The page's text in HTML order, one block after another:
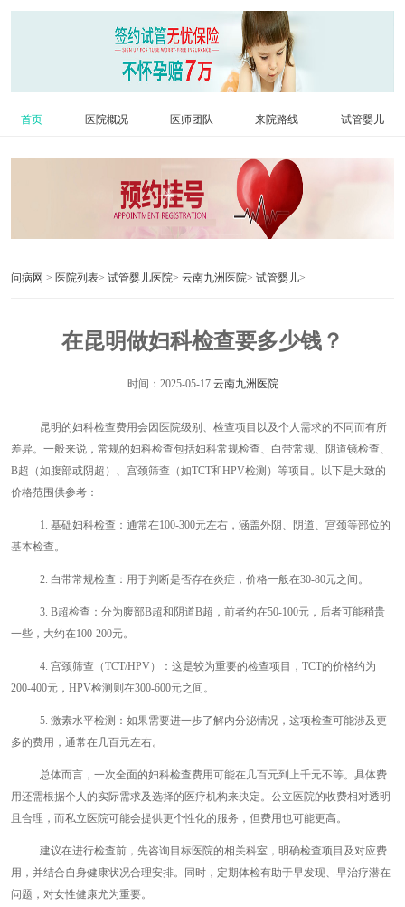
首页 医院概况 医师团队 来院路线 试管婴儿
问病网 > 医院列表> 试管婴儿医院> 云南九洲医院> 试管婴儿>
在昆明做妇科检查要多少钱？
时间：2025-05-17 云南九洲医院
昆明的妇科检查费用会因医院级别、检查项目以及个人需求的不同而有所
差异。一般来说，常规的妇科检查包括妇科常规检查、白带常规、阴道镜检查、
B超（如腹部或阴超）、宫颈筛查（如TCT和HPV检测）等项目。以下是大致的
价格范围供参考：
1. 基础妇科检查：通常在100-300元左右，涵盖外阴、阴道、宫颈等部位的
基本检查。
2. 白带常规检查：用于判断是否存在炎症，价格一般在30-80元之间。
3. B超检查：分为腹部B超和阴道B超，前者约在50-100元，后者可能稍贵
一些，大约在100-200元。
4. 宫颈筛查（TCT/HPV）：这是较为重要的检查项目，TCT的价格约为
200-400元，HPV检测则在300-600元之间。
5. 激素水平检测：如果需要进一步了解内分泌情况，这项检查可能涉及更
多的费用，通常在几百元左右。
总体而言，一次全面的妇科检查费用可能在几百元到上千元不等。具体费
用还需根据个人的实际需求及选择的医疗机构来决定。公立医院的收费相对透明
且合理，而私立医院可能会提供更个性化的服务，但费用也可能更高。
建议在进行检查前，先咨询目标医院的相关科室，明确检查项目及对应费
用，并结合自身健康状况合理安排。同时，定期体检有助于早发现、早治疗潜在
问题，对女性健康尤为重要。